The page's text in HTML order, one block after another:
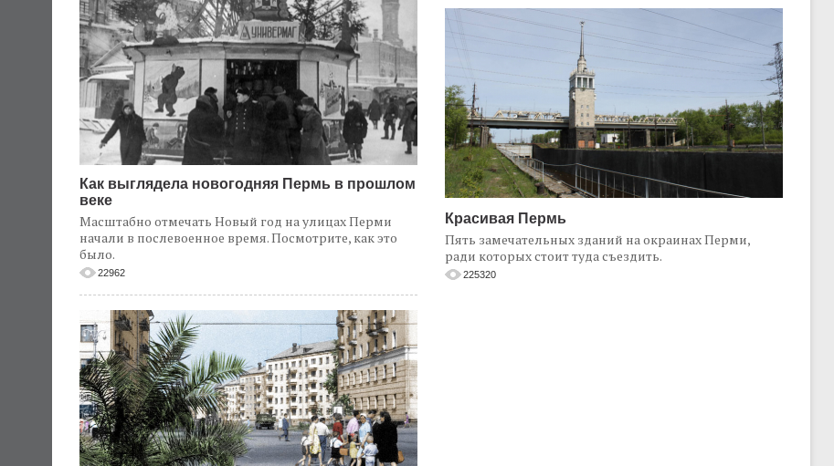
Как выглядела новогодняя Пермь в прошлом
веке
Масштабно отмечать Новый год на улицах Перми
начали в послевоенное время. Посмотрите, как это
было.
22962
Красивая Пермь
Пять замечательных зданий на окраинах Перми,
ради которых стоит туда съездить.
225320